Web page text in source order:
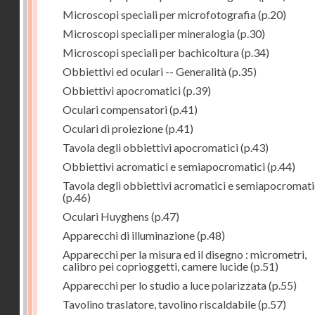
Microscopi speciali per microfotografia(p.20)
Microscopi speciali per mineralogia(p.30)
Microscopi speciali per bachicoltura(p.34)
Obbiettivi ed oculari -- Generalità(p.35)
Obbiettivi apocromatici(p.39)
Oculari compensatori(p.41)
Oculari di proiezione(p.41)
Tavola degli obbiettivi apocromatici(p.43)
Obbiettivi acromatici e semiapocromatici(p.44)
Tavola degli obbiettivi acromatici e
(p.46)
Oculari Huyghens (p.47)
Apparecchi di illuminazione(p.48)
Apparecchi per la misura ed il disegno : micrometri,
calibro pei coprioggetti, camere lucide(p.51)
Apparecchi per lo studio a luce polarizzata(p.55)
Tavolino traslatore, tavolino riscaldabile(p.57)